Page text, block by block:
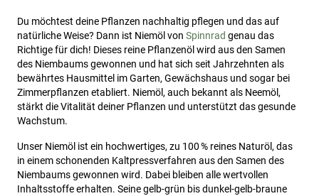
Du möchtest deine Pflanzen nachhaltig pflegen und das auf
natürliche Weise? Dann ist Niemöl von Spinnrad genau das
Richtige für dich! Dieses reine Pflanzenöl wird aus den Samen
des Niembaums gewonnen und hat sich seit Jahrzehnten als
bewährtes Hausmittel im Garten, Gewächshaus und sogar bei
Zimmerpflanzen etabliert. Niemöl, auch bekannt als Neemöl,
stärkt die Vitalität deiner Pflanzen und unterstützt das gesunde
Wachstum.
Unser Niemöl ist ein hochwertiges, zu 100 % reines Naturöl, das
in einem schonenden Kaltpressverfahren aus den Samen des
Niembaums gewonnen wird. Dabei bleiben alle wertvollen
Inhaltsstoffe erhalten. Seine gelb-grün bis dunkel-gelb-braune